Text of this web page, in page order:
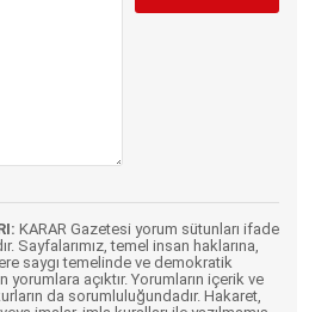
KARAR Gazetesi yorum sütunları ifade
Sayfalarımız, temel insan haklarına,
saygı temelinde ve demokratik
açıktır. Yorumların içerik ve
da sorumluluğundadır. Hakaret,